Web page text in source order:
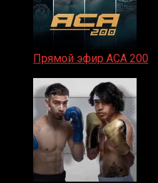
Прямой эфир ACA 200